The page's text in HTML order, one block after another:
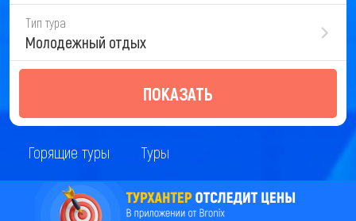
Тип тура
Молодежный отдых
ПОКАЗАТЬ
Горящие туры Туры